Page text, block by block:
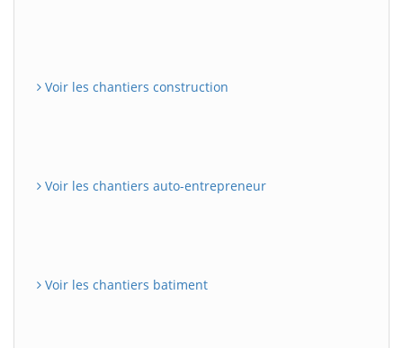
Voir les chantiers construction
Voir les chantiers auto-entrepreneur
Voir les chantiers batiment